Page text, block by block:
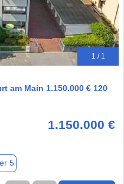
1 / 1
am Main 1.150.000 € 120
1.150.000 €
5